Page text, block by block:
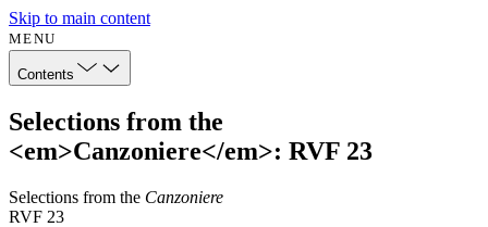
Skip to main content
MENU
Contents
Selections from the
<em>Canzoniere</em>: RVF 23
Selections from the Canzoniere
RVF 23